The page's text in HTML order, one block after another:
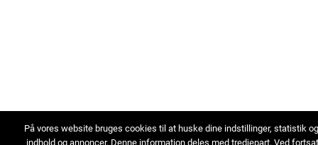
På vores website bruges cookies til at huske dine indstillinger, statistik
indhold og annoncer. Denne information deles med tredjepart. Ved